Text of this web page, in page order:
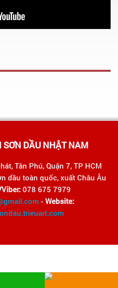
SƠN DẦU NHẬT NAM
Tân Phú, Quận 7, TP HCM
dầu toàn quốc, xuất Châu Âu
078 675 7979
- Website: